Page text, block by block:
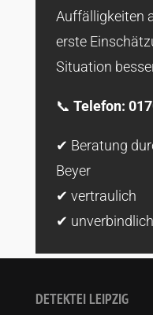
Auffälligkeiten
erste
Situation
📞 Telefon:
✔ Beratung
Beyer
✔ vertraulich
✔
DETEKTEI LEIPZIG